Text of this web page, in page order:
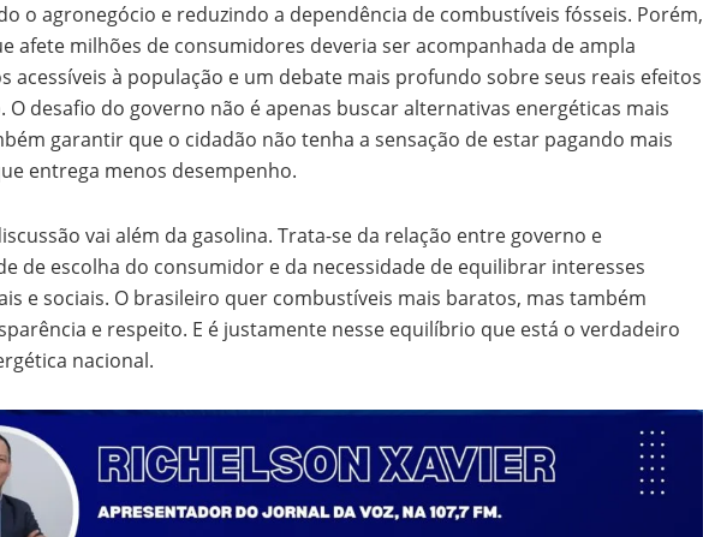
o agronegócio e reduzindo a dependência de combustíveis fósseis. Porém,
afete milhões de consumidores deveria ser acompanhada de ampla
acessíveis à população e um debate mais profundo sobre seus reais efeitos
desafio do governo não é apenas buscar alternativas energéticas mais
garantir que o cidadão não tenha a sensação de estar pagando mais
entrega menos desempenho.
vai além da gasolina. Trata-se da relação entre governo e
de escolha do consumidor e da necessidade de equilibrar interesses
e sociais. O brasileiro quer combustíveis mais baratos, mas também
e respeito. E é justamente nesse equilíbrio que está o verdadeiro
nacional.